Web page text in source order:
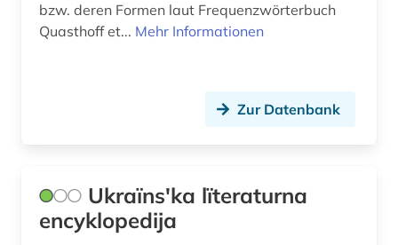
bzw. deren Formen laut Frequenzwörterbuch
Quasthoff et... Mehr Informationen
Zur Datenbank
Ukraïnsʹka lïteraturna
encyklopedija